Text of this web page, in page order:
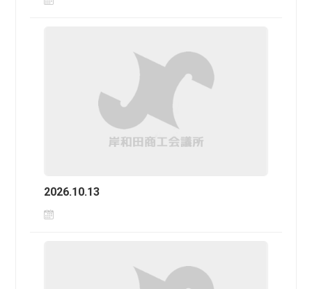
2026.10.13